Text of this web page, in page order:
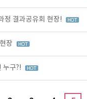
정 결과공유회 현장!
장
누구?!